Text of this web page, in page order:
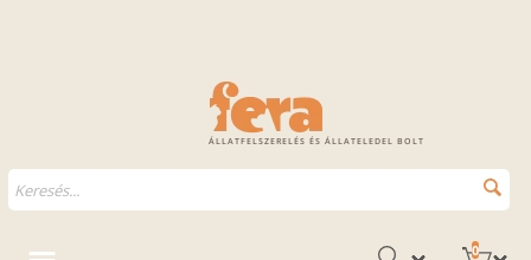
ÁLLATFELSZERELÉS ÉS ÁLLATELEDEL BOLT
0